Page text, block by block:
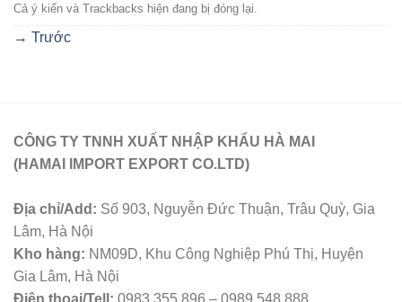
Cả ý kiến ​​và Trackbacks hiện đang bị đóng lại.
→ Trước
CÔNG TY TNNH XUẤT NHẬP KHẨU HÀ MAI
(HAMAI IMPORT EXPORT CO.LTD)
Địa chỉ/Add: Số 903, Nguyễn Đức Thuận, Trâu Quỳ, Gia
Lâm, Hà Nội
Kho hàng: NM09D, Khu Công Nghiệp Phú Thị, Huyện
Gia Lâm, Hà Nội